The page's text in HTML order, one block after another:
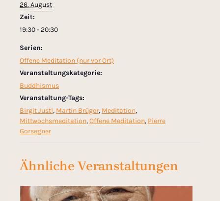
26. August
Zeit:
19:30 - 20:30
Serien:
Offene Meditation (nur vor Ort)
Veranstaltungskategorie:
Buddhismus
Veranstaltung-Tags:
Birgit Justl, Martin Brüger, Meditation,
Mittwochsmeditation,Offene Meditation, Pierre
Gorsegner
Ähnliche Veranstaltungen